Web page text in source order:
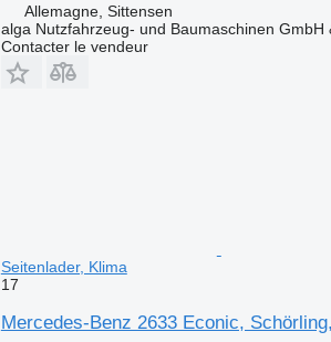
Allemagne, Sittensen
alga Nutzfahrzeug- und Baumaschinen GmbH
Contacter le vendeur
Seitenlader, Klima
17
Mercedes-Benz 2633 Econic,